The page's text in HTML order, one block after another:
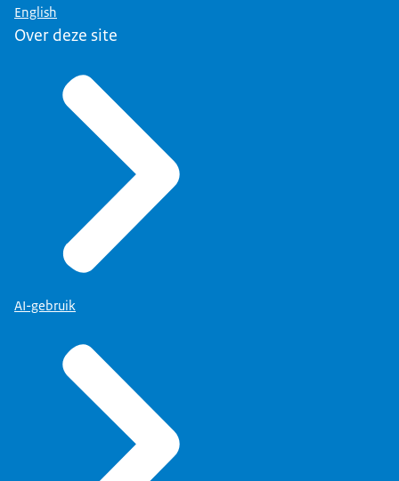
English
Over deze site
AI-gebruik